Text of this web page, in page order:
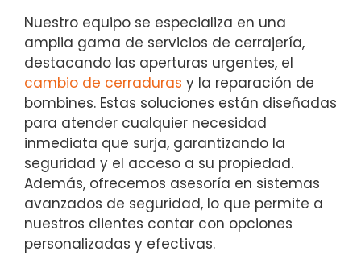
Nuestro equipo se especializa en una
amplia gama de servicios de cerrajería,
destacando las aperturas urgentes, el
cambio de cerraduras y la reparación de
bombines. Estas soluciones están diseñadas
para atender cualquier necesidad
inmediata que surja, garantizando la
seguridad y el acceso a su propiedad.
Además, ofrecemos asesoría en sistemas
avanzados de seguridad, lo que permite a
nuestros clientes contar con opciones
personalizadas y efectivas.